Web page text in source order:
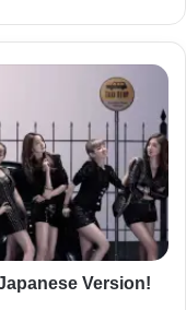
Version!